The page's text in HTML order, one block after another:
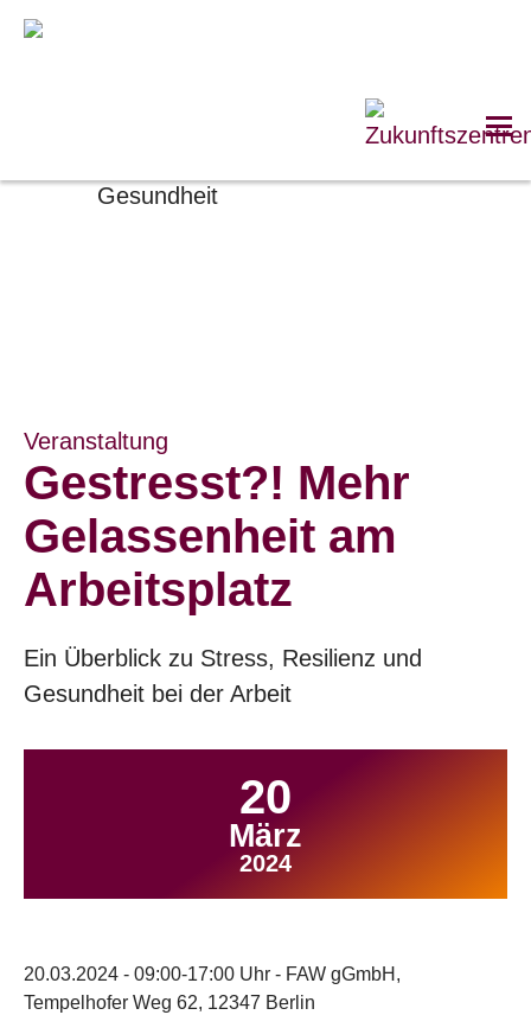
Veranstaltung
Gestresst?! Mehr
Gelassenheit am
Arbeitsplatz
Ein Überblick zu Stress, Resilienz und
Gesundheit bei der Arbeit
20
März
2024
20.03.2024 - 09:00-17:00 Uhr - FAW gGmbH,
Tempelhofer Weg 62, 12347 Berlin